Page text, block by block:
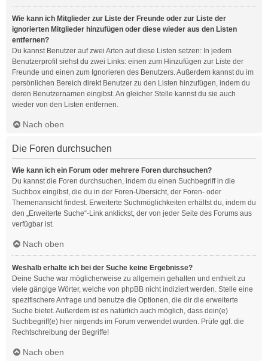
Wie kann ich Mitglieder zur Liste der Freunde oder zur Liste der
ignorierten Mitglieder hinzufügen oder diese wieder aus den Listen
entfernen?
Du kannst Benutzer auf zwei Arten auf diese Listen setzen: In jedem
Benutzerprofil siehst du zwei Links: einen zum Hinzufügen zur Liste der
Freunde und einen zum Ignorieren des Benutzers. Außerdem kannst du im
persönlichen Bereich direkt Benutzer zu den Listen hinzufügen, indem du
deren Benutzernamen eingibst. An gleicher Stelle kannst du sie auch
wieder von den Listen entfernen.
Nach oben
Die Foren durchsuchen
Wie kann ich ein Forum oder mehrere Foren durchsuchen?
Du kannst die Foren durchsuchen, indem du einen Suchbegriff in die
Suchbox eingibst, die du in der Foren-Übersicht, der Foren- oder
Themenansicht findest. Erweiterte Suchmöglichkeiten erhältst du, indem du
den „Erweiterte Suche“-Link anklickst, der von jeder Seite des Forums aus
verfügbar ist.
Nach oben
Weshalb erhalte ich bei der Suche keine Ergebnisse?
Deine Suche war möglicherweise zu allgemein gehalten und enthielt zu
viele gängige Wörter, welche von phpBB nicht indiziert werden. Stelle eine
spezifischere Anfrage und benutze die Optionen, die dir die erweiterte
Suche bietet. Außerdem ist es natürlich auch möglich, dass dein(e)
Suchbegriff(e) hier nirgends im Forum verwendet wurden. Prüfe ggf. die
Rechtschreibung der Begriffe!
Nach oben